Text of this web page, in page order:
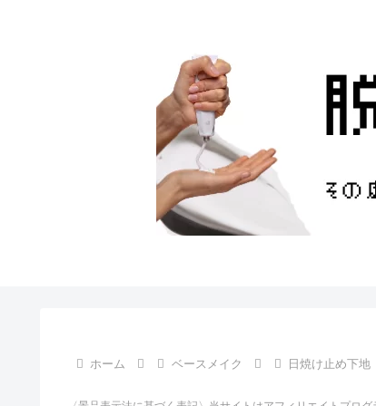
ホーム ベースメイク 日焼け止め下地